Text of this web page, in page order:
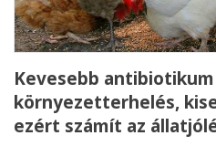
Kevesebb
környezetterhelés,
ezért számít az